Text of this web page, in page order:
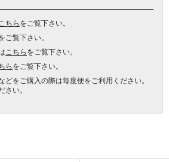
こちらをご覧下さい。
ご覧下さい。
こちらをご覧下さい。
らをご覧下さい。
どをご購入の際は毎度便をご利用ください。
さい。